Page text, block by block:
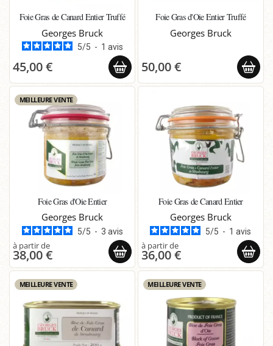
Foie Gras de Canard Entier Truffé
Georges Bruck
5/5 - 1 avis
45,00 €
Foie Gras d'Oie Entier Truffé
Georges Bruck
50,00 €
MEILLEURE VENTE
Foie Gras d'Oie Entier
Georges Bruck
5/5 - 3 avis
38,00 €
Foie Gras de Canard Entier
Georges Bruck
5/5 - 1avis
36,00 €
MEILLEURE VENTE MEILLEURE VENTE